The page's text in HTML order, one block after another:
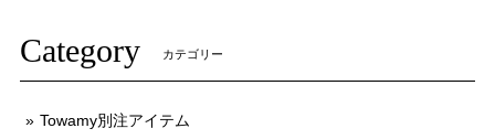
Category カテゴリー
Towamy別注アイテム